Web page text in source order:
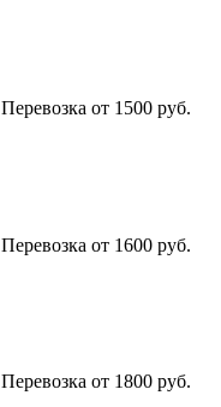
Перевозка от 1500 руб.
Перевозка от 1600 руб.
Перевозка от 1800 руб.